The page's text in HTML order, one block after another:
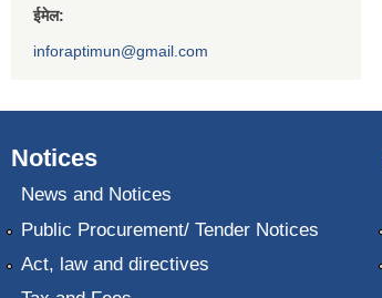
ईमेल:
inforaptimun@gmail.com
Notices
News and Notices
Public Procurement/ Tender Notices
Act, law and directives